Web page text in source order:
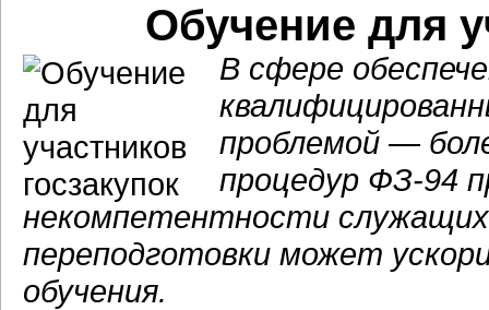
Обучение для
В сфере
проблемой —
процедур ФЗ-94
некомпетентности
переподготовки может
обучения.